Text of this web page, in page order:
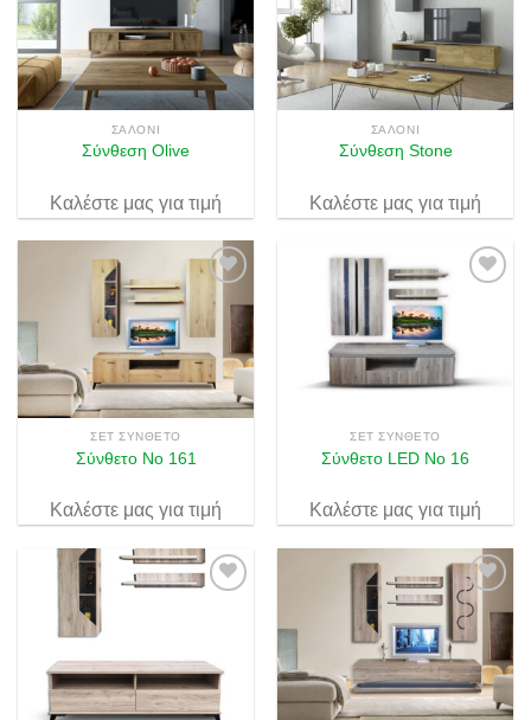
Πρόσθήκη
στην λίστα
επιθυμιών
ΣΑΛΌΝΙ
Σύνθεση Olive
Καλέστε μας για τιμή
Πρόσθήκη
στην λίστα
επιθυμιών
ΣΑΛΌΝΙ
Σύνθεση Stone
Καλέστε μας για τιμή
Πρόσθήκη
στην λίστα
επιθυμιών
ΣΕΤ ΣΎΝΘΕΤΟ
Σύνθετο Νο 161
Καλέστε μας για τιμή
Πρόσθήκη
στην λίστα
επιθυμιών
ΣΕΤ ΣΎΝΘΕΤΟ
Σύνθετο LED Νο 16
Καλέστε μας για τιμή
στην λίστα
επιθυμιών
Πρόσθήκη
στην λίστα
επιθυμιών